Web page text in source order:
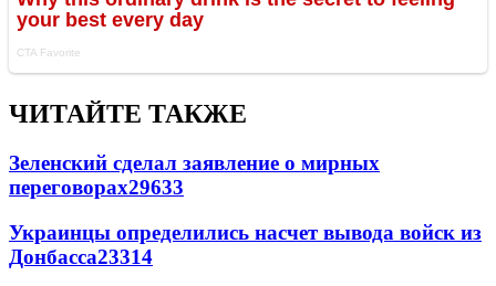
ЧИТАЙТЕ ТАКЖЕ
Зеленский сделал заявление о мирных
переговорах29633
Украинцы определились насчет вывода войск из
Донбасса23314